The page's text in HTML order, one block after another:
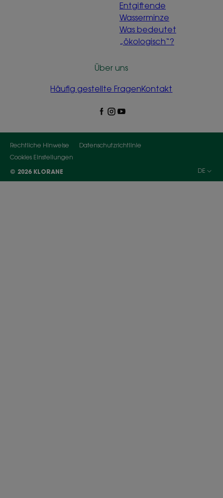
Entgiftende
Wasserminze
Was bedeutet
„ökologisch“?
Über uns
Häufig gestellte FragenKontakt
Rechtliche Hinweise
Datenschutzrichtlinie
Cookies Einstellungen
© 2026 KLORANE
DE